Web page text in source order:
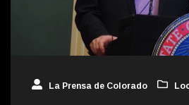
La Prensa de Colorado